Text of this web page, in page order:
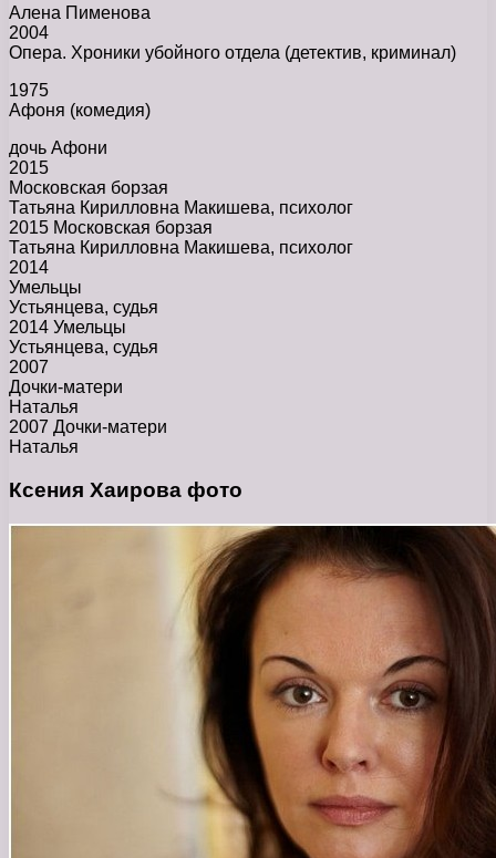
Алена Пименова
2004
Опера. Хроники убойного отдела (детектив, криминал)
1975
Афоня (комедия)
дочь Афони
2015
Московская борзая
Татьяна Кирилловна Макишева, психолог
2015 Московская борзая
Татьяна Кирилловна Макишева, психолог
2014
Умельцы
Устьянцева, судья
2014 Умельцы
Устьянцева, судья
2007
Дочки-матери
Наталья
2007 Дочки-матери
Наталья
Ксения Хаирова фото